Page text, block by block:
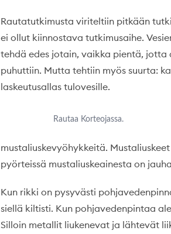
Rautatutkimusta viriteltiin pitkään
ei ollut kiinnostava tutkimusaihe.
tehdä edes jotain, vaikka pientä, jotta
puhuttiin. Mutta tehtiin myös suurta:
laskeutusallas tulovesille.
Rautaa Korteojassa.
mustaliuskevyöhykkeitä.
pyörteissä mustaliuskeainesta on
Kun rikki on pysyvästi
siellä kiltisti. Kun pohjavedenpintaa
Silloin metallit liukenevat ja lähtevät